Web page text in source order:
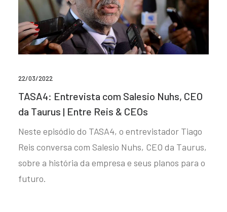
22/03/2022
TASA4: Entrevista com Salesio Nuhs, CEO
da Taurus | Entre Reis & CEOs
Neste episódio do TASA4, o entrevistador Tiago
Reis conversa com Salesio Nuhs, CEO da Taurus,
sobre a história da empresa e seus planos para o
futuro.